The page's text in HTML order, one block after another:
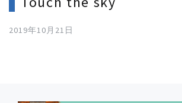
2019年10月21日